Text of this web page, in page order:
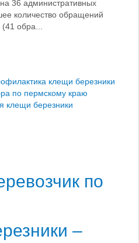
36 административных
количество обращений
(41 обра...
клещи березники
по пермскому краю
клещи березники
по
–